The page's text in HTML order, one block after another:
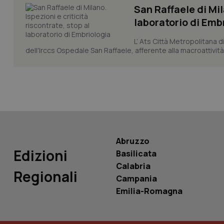
San Raffaele di
laboratorio di
L’ Ats Città Metropolitana
dell'Irccs Ospedale San Raffaele, afferente alla
Edizioni
Regionali
Abruzzo
Basilicata
Calabria
Campania
Emilia-Romagna
PHPSESSID
__Secure-YNID